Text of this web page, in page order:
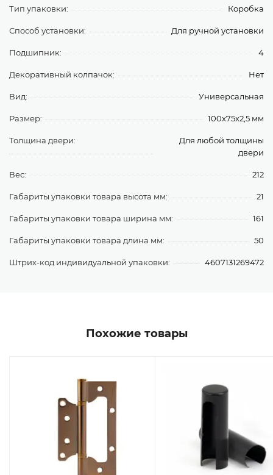
Тип упаковки: Коробка
Способ установки: Для ручной установки
Подшипник: 4
Декоративный колпачок: Нет
Вид: Универсальная
Размер: 100x75x2,5 мм
Толщина двери:
Для любой толщины
двери
Вес: 212
Габариты упаковки товара высота мм: 21
Габариты упаковки товара ширина мм: 161
Габариты упаковки товара длина мм: 50
Штрих-код индивидуальной упаковки: 4607131269472
Похожие товары